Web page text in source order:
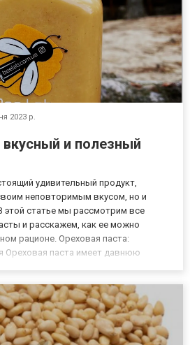
2023 р.
вкусный и полезный
удивительный продукт,
неповторимым вкусом, но и
этой статье мы рассмотрим все
и расскажем, как ее можно
рационе. Ореховая паста:
Ореховая паста имеет давнюю
вк...